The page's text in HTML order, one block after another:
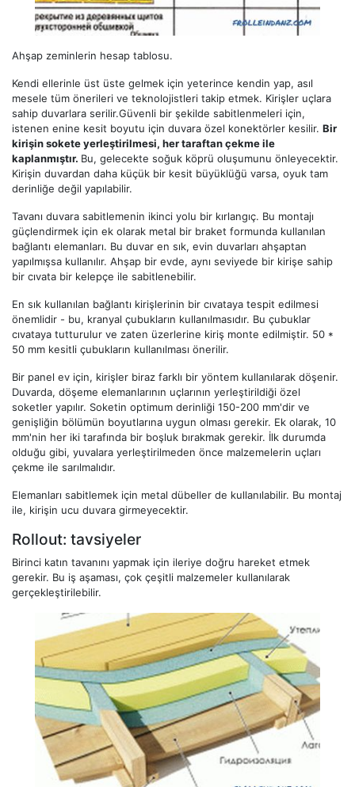
Ahşap zeminlerin hesap tablosu.
Kendi ellerinle üst üste gelmek için yeterince kendin yap, asıl
mesele tüm önerileri ve teknolojistleri takip etmek. Kirişler uçlara
sahip duvarlara serilir.Güvenli bir şekilde sabitlenmeleri için,
istenen enine kesit boyutu için duvara özel konektörler kesilir. Bir
kirişin sokete yerleştirilmesi, her taraftan çekme ile
kaplanmıştır. Bu, gelecekte soğuk köprü oluşumunu önleyecektir.
Kirişin duvardan daha küçük bir kesit büyüklüğü varsa, oyuk tam
derinliğe değil yapılabilir.
Tavanı duvara sabitlemenin ikinci yolu bir kırlangıç. Bu montajı
güçlendirmek için ek olarak metal bir braket formunda kullanılan
bağlantı elemanları. Bu duvar en sık, evin duvarları ahşaptan
yapılmışsa kullanılır. Ahşap bir evde, aynı seviyede bir kirişe sahip
bir cıvata bir kelepçe ile sabitlenebilir.
En sık kullanılan bağlantı kirişlerinin bir cıvataya tespit edilmesi
önemlidir - bu, kranyal çubukların kullanılmasıdır. Bu çubuklar
cıvataya tutturulur ve zaten üzerlerine kiriş monte edilmiştir. 50 *
50 mm kesitli çubukların kullanılması önerilir.
Bir panel ev için, kirişler biraz farklı bir yöntem kullanılarak döşenir.
Duvarda, döşeme elemanlarının uçlarının yerleştirildiği özel
soketler yapılır. Soketin optimum derinliği 150-200 mm'dir ve
genişliğin bölümün boyutlarına uygun olması gerekir. Ek olarak, 10
mm'nin her iki tarafında bir boşluk bırakmak gerekir. İlk durumda
olduğu gibi, yuvalara yerleştirilmeden önce malzemelerin uçları
çekme ile sarılmalıdır.
Elemanları sabitlemek için metal dübeller de kullanılabilir. Bu montaj
ile, kirişin ucu duvara girmeyecektir.
Rollout: tavsiyeler
Birinci katın tavanını yapmak için ileriye doğru hareket etmek
gerekir. Bu iş aşaması, çok çeşitli malzemeler kullanılarak
gerçekleştirilebilir.